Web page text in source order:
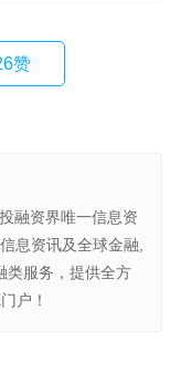
赞
融资界唯一信息资
息资讯及全球金融,
类服务，提供全方
户！